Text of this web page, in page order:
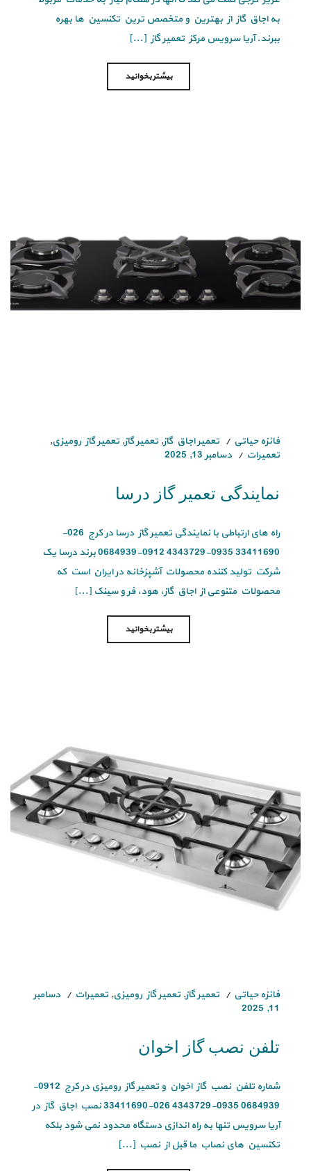
به اجاق گاز از بهترین و متخصص ترین تکنسین ها بهره
ببرند. آریا سرویس مرکز تعمیر گاز [...]
بیشتر بخوانید
فائزه حیاتی تعمیر اجاق گاز, تعمیر گاز, تعمیر گاز رومیزی,
تعمیرات
دسامبر 13, 2025
نمایندگی تعمیر گاز درسا
راه های ارتباطی با نمایندگی تعمیر گاز درسا در کرج 026-
33411690 0935-4343729 0912-0684939 برند درسا یک
شرکت تولید کننده محصولات آشپزخانه در ایران است که
محصولات متنوعی از اجاق گاز، هود، فر و سینک [...]
بیشتر بخوانید
فائزه حیاتی تعمیر گاز, تعمیر گاز رومیزی, تعمیرات
دسامبر
11, 2025
تلفن نصب گاز اخوان
شماره تلفن نصب گاز اخوان و تعمیر گاز رومیزی در کرج 0912-
0684939 0935-4343729 026-33411690 نصب اجاق گاز در
آریا سرویس تنها به راه اندازی دستگاه محدود نمی شود بلکه
تکنسین های نصاب ما قبل از نصب [...]